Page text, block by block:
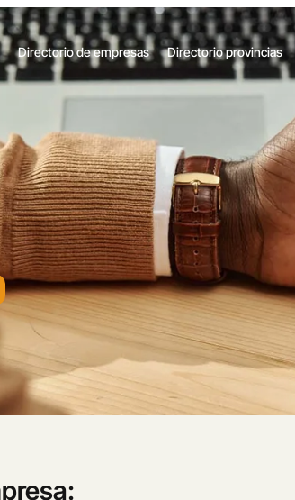
Directorio de empresas Directorio provincias